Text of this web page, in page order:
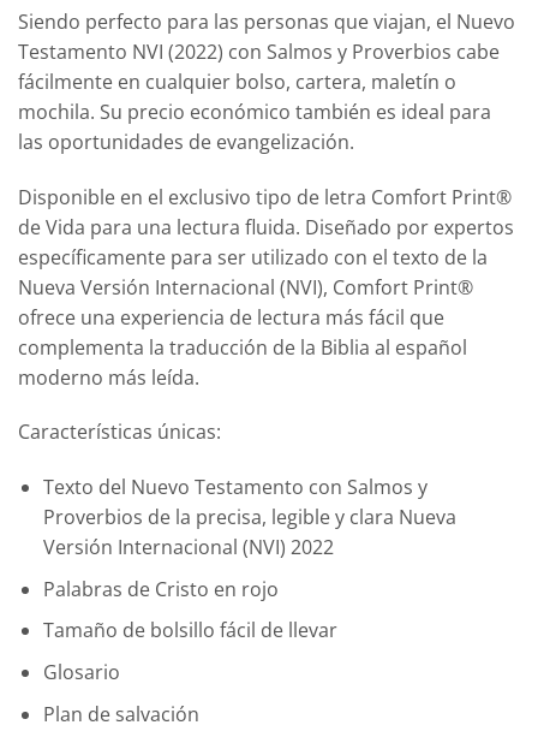
Siendo perfecto para las personas que viajan, el Nuevo
Testamento NVI (2022) con Salmos y Proverbios cabe
fácilmente en cualquier bolso, cartera, maletín o
mochila. Su precio económico también es ideal para
las oportunidades de evangelización.
Disponible en el exclusivo tipo de letra Comfort Print®
de Vida para una lectura fluida. Diseñado por expertos
específicamente para ser utilizado con el texto de la
Nueva Versión Internacional (NVI), Comfort Print®
ofrece una experiencia de lectura más fácil que
complementa la traducción de la Biblia al español
moderno más leída.
Características únicas:
Texto del Nuevo Testamento con Salmos y
Proverbios de la precisa, legible y clara Nueva
Versión Internacional (NVI) 2022
Palabras de Cristo en rojo
Tamaño de bolsillo fácil de llevar
Glosario
Plan de salvación